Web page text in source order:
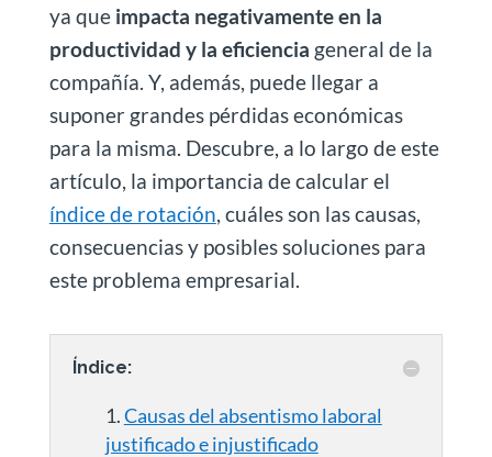
ya que impacta negativamente en la
productividad y la eficiencia general de la
compañía. Y, además, puede llegar a
suponer grandes pérdidas económicas
para la misma. Descubre, a lo largo de este
artículo, la importancia de calcular el
índice de rotación , cuáles son las causas,
consecuencias y posibles soluciones para
este problema empresarial.
Índice:
Causas del absentismo laboral
justificado e injustificado